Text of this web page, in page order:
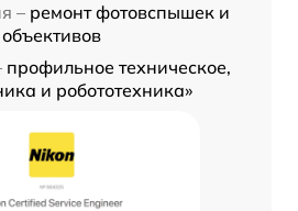
– ремонт фотовспышек и
объективов
профильное техническое,
и робототехника»